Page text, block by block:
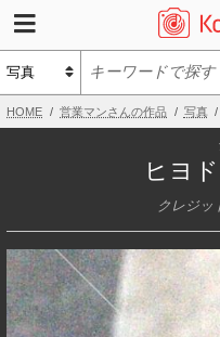
HOME 営業マンさんの作品 写真
ヒヨ
クレジッ